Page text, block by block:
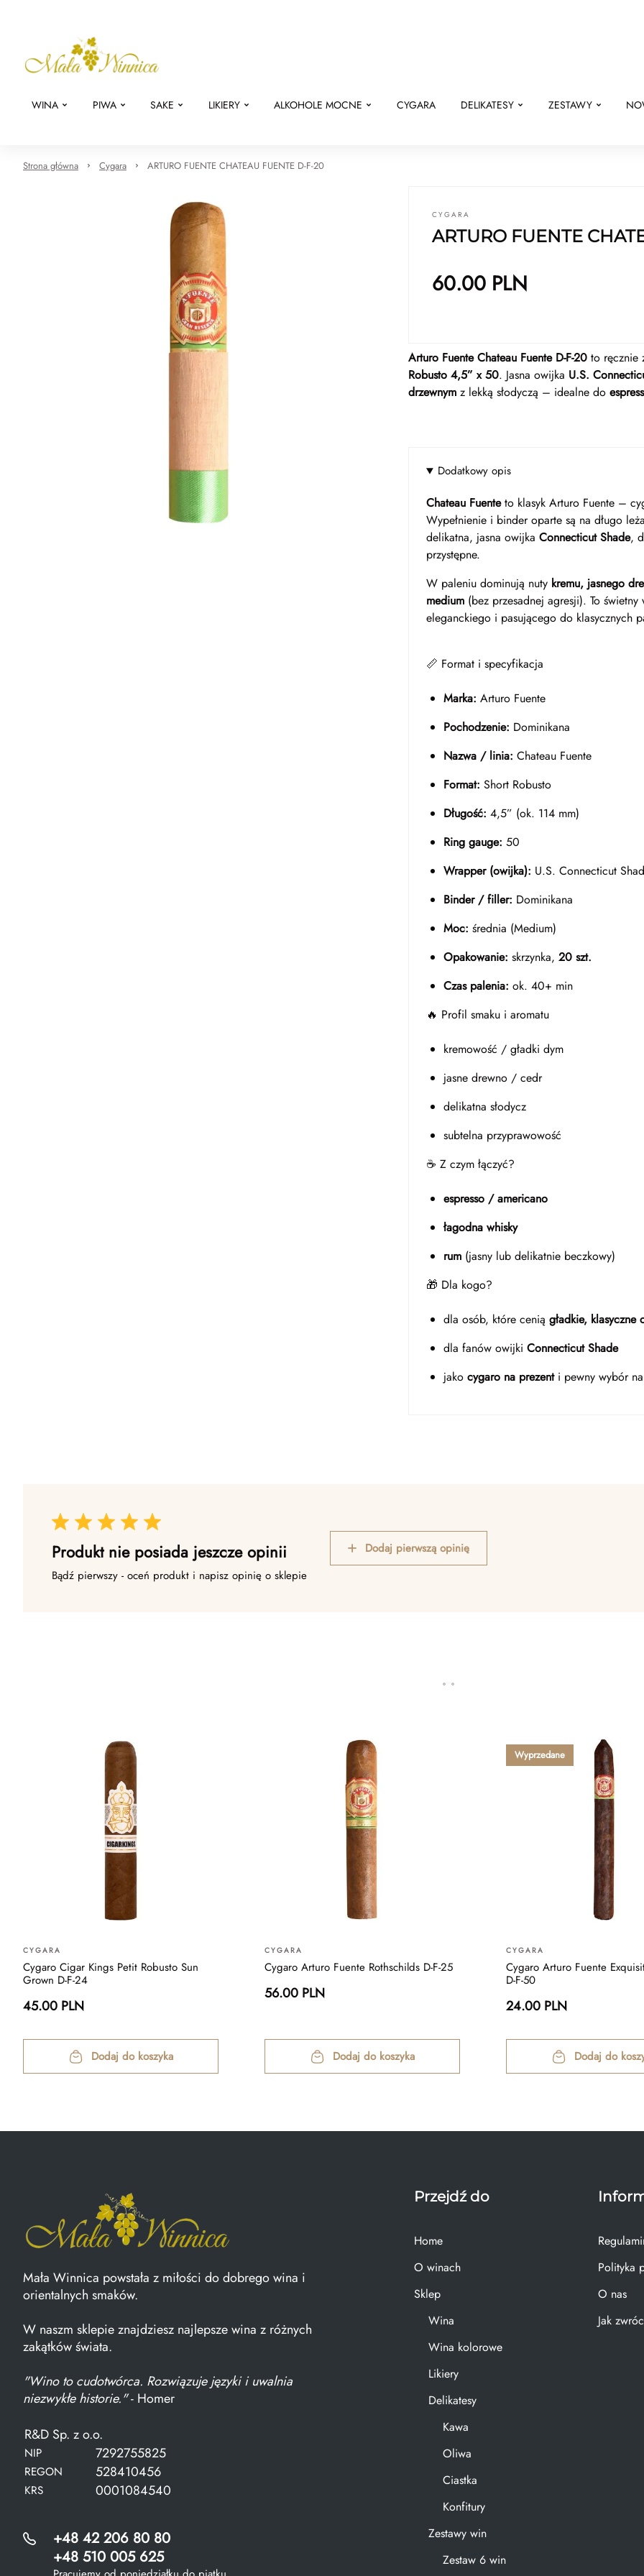
WINA PIWA SAKE LIKIERY ALKOHOLE MOCNE CYGARA DELIKATESY ZESTAWY
Strona główna Cygara ARTURO FUENTE CHATEAU FUENTE D-F-20
CYGARA
ARTURO FUENTE
60.00 PLN
Arturo Fuente Chateau Fuente D-F-20 to ręcznie
Robusto 4,5” x 50. Jasna owijka U.S.
drzewnym z lekką słodyczą – idealne do
Dodatkowy opis
Chateau Fuenteto klasyk Arturo Fuente –
Wypełnienie i binder oparte są na długo
delikatna, jasna owijka Connecticut Shade,
przystępne.
W paleniu dominują nuty kremu, jasnego
medium (bez przesadnej agresji). To
eleganckiego i pasującego do klasycznych
📏 Format i specyfikacja
Marka: Arturo Fuente
Pochodzenie: Dominikana
Nazwa / linia: Chateau Fuente
Format: Short Robusto
Długość: 4,5” (ok. 114 mm)
Ring gauge: 50
Wrapper (owijka): U.S. Connecticut
Binder / filler: Dominikana
Moc: średnia (Medium)
Opakowanie: skrzynka, 20 szt.
Czas palenia: ok. 40+ min
🔥 Profil smaku i aromatu
kremowość / gładki dym
jasne drewno / cedr
delikatna słodycz
subtelna przyprawowość
☕ Z czym łączyć?
espresso / americano
łagodna whisky
rum (jasny lub delikatnie beczkowy)
🎁 Dla kogo?
dla osób, które cenią gładkie, klasyczne
dla fanów owijki Connecticut Shade
jako cygaro na prezenti pewny wybór
Produkt nie posiada jeszcze opinii
Bądź pierwszy - oceń produkt i napisz opinię o sklepie
Dodaj pierwszą opinię
CYGARA
Cygaro Cigar Kings Petit Robusto Sun
Grown D-F-24
45.00 PLN
Dodaj do koszyka
CYGARA
Cygaro Arturo Fuente Rothschilds D-F-25
56.00 PLN
Dodaj do koszyka
Wyprzedane
CYGARA
Cygaro Arturo Fuente
D-F-50
24.00 PLN
Dodaj do
Mała Winnica powstała z miłości do dobrego wina i
orientalnych smaków.
W naszm sklepie znajdziesz najlepsze wina z różnych
zakątków świata.
"Wino to cudotwórca. Rozwiązuje języki i uwalnia
niezwykłe historie."- Homer
R&D Sp. z o.o.
NIP 7292755825
REGON 528410456
KRS 0001084540
+48 42 206 80 80
+48 510 005 625
Przejdź do
Home
O winach
Sklep
Wina
Wina kolorowe
Likiery
Delikatesy
Kawa
Oliwa
Ciastka
Konfitury
Zestawy win
Zestaw 6 win
Polityka
O nas
Jak